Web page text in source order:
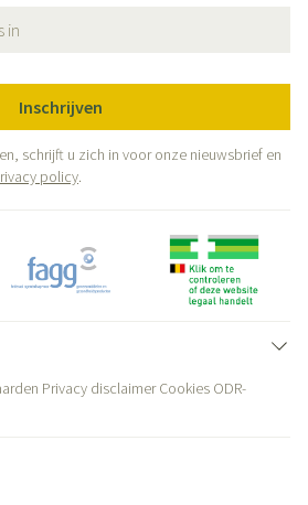
Inschrijven
schrijft u zich in voor onze nieuwsbrief en
policy.
Privacy disclaimer Cookies ODR-